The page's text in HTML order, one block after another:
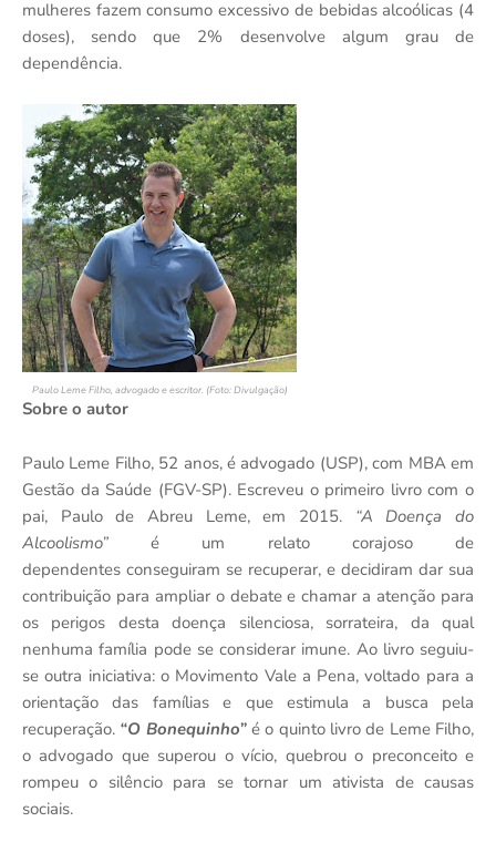
mulheres fazem consumo excessivo de bebidas alcoólicas (4
doses), sendo que 2% desenvolve algum grau de
dependência.
Paulo Leme Filho, advogado e escritor. (Foto: Divulgação)
Sobre o autor
Paulo Leme Filho, 52 anos, é advogado (USP), com MBA em
Gestão da Saúde (FGV-SP). Escreveu o primeiro livro com o
pai, Paulo de Abreu Leme, em 2015. “A Doença do
Alcoolismo” é um relato corajoso de
dependentes conseguiram se recuperar, e decidiram dar sua
contribuição para ampliar o debate e chamar a atenção para
os perigos desta doença silenciosa, sorrateira, da qual
nenhuma família pode se considerar imune. Ao livro seguiu-
se outra iniciativa: o Movimento Vale a Pena, voltado para a
orientação das famílias e que estimula a busca pela
recuperação. “O Bonequinho”é o quinto livro de Leme Filho,
o advogado que superou o vício, quebrou o preconceito e
rompeu o silêncio para se tornar um ativista de causas
sociais.